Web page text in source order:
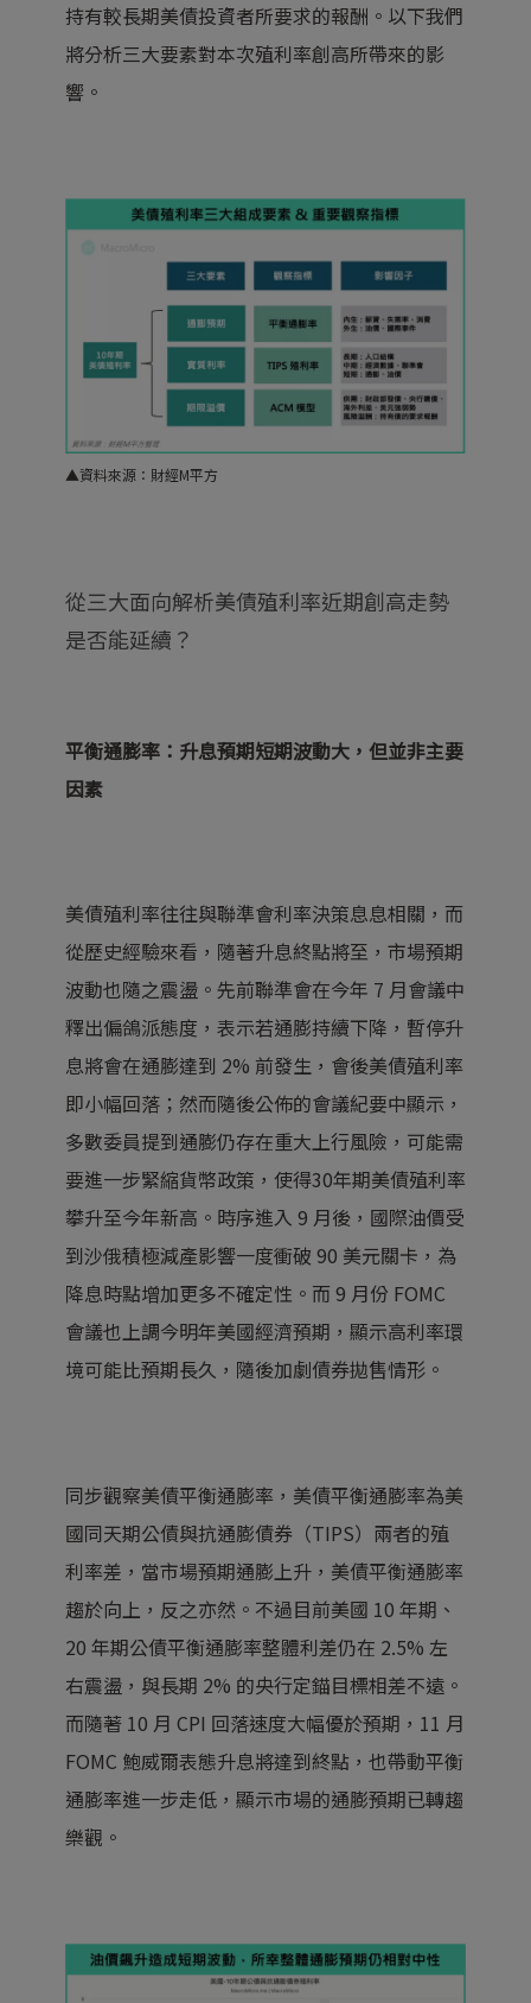
持有較長期美債投資者所要求的報酬。以下我們
將分析三大要素對本次殖利率創高所帶來的影
響。
▲資料來源：財經M平方
從三大面向解析美債殖利率近期創高走勢
是否能延續？
平衡通膨率：升息預期短期波動大，但並非主要
因素
美債殖利率往往與聯準會利率決策息息相關，而
從歷史經驗來看，隨著升息終點將至，市場預期
波動也隨之震盪。先前聯準會在今年 7 月會議中
釋出偏鴿派態度，表示若通膨持續下降，暫停升
息將會在通膨達到 2% 前發生，會後美債殖利率
即小幅回落；然而隨後公佈的會議紀要中顯示，
多數委員提到通膨仍存在重大上行風險，可能需
要進一步緊縮貨幣政策，使得30年期美債殖利率
攀升至今年新高。時序進入 9 月後，國際油價受
到沙俄積極減產影響一度衝破 90 美元關卡，為
降息時點增加更多不確定性。而 9 月份 FOMC
會議也上調今明年美國經濟預期，顯示高利率環
境可能比預期長久，隨後加劇債券拋售情形。
同步觀察美債平衡通膨率，美債平衡通膨率為美
國同天期公債與抗通膨債券（TIPS）兩者的殖
利率差，當市場預期通膨上升，美債平衡通膨率
趨於向上，反之亦然。不過目前美國 10 年期、
20 年期公債平衡通膨率整體利差仍在 2.5% 左
右震盪，與長期 2% 的央行定錨目標相差不遠。
而隨著 10 月 CPI 回落速度大幅優於預期，11 月
FOMC 鮑威爾表態升息將達到終點，也帶動平衡
通膨率進一步走低，顯示市場的通膨預期已轉趨
樂觀。